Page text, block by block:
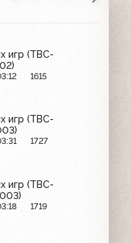
игр (ТВС-
1615
игр (ТВС-
1727
игр (ТВС-
1719